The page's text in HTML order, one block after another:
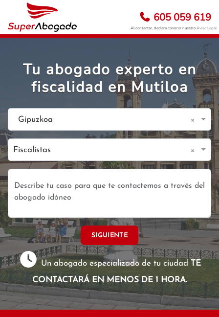
605 059 619
Al contactar, declara conocer nuestroAviso Legal
Tu abogado experto en
fiscalidad en Mutiloa
Gipuzkoa ×
Fiscalistas ×
SIGUIENTE
Un abogado especializado de tu ciudad TE
CONTACTARÁ EN MENOS DE 1 HORA.